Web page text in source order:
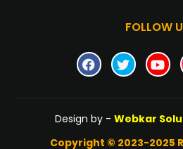
FOLLOW
Design by - Webkar
Copyright © 2023-2025